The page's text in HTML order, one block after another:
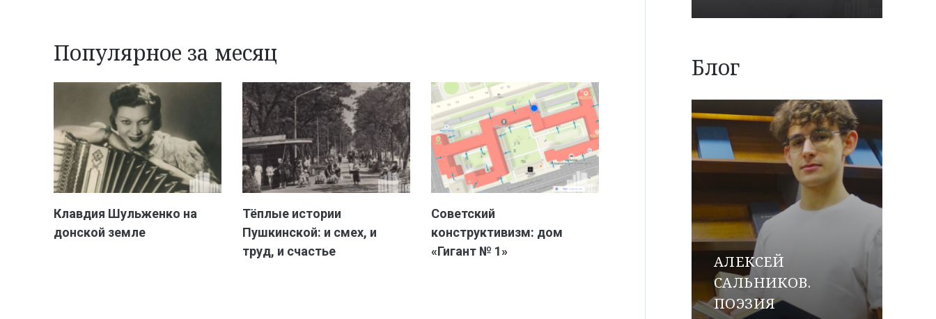
Популярное за месяц
Клавдия Шульженко на
донской земле
Тёплые истории
Пушкинской: и смех, и
труд, и счастье
Советский
конструктивизм: дом
«Гигант № 1»
Блог
АЛЕКСЕЙ
САЛЬНИКОВ.
ПОЭЗИЯ